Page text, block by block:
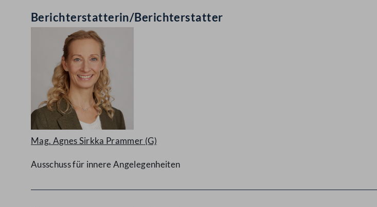
Berichterstatterin/Berichterstatter
Mag. Agnes Sirkka Prammer (G)
Ausschuss für innere Angelegenheiten